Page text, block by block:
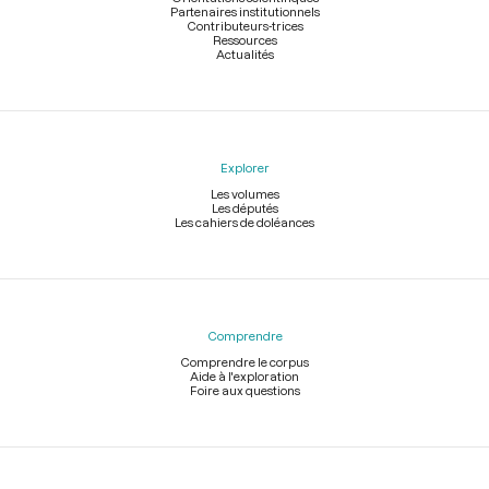
Partenaires institutionnels
Contributeurs-trices
Ressources
Actualités
Explorer
Les volumes
Les députés
Les cahiers de doléances
Comprendre
Comprendre le corpus
Aide à l'exploration
Foire aux questions